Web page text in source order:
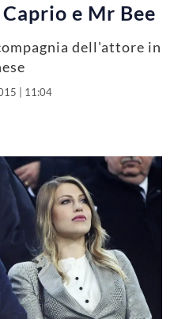
e Mr Bee
dell'attore in
| 11:04